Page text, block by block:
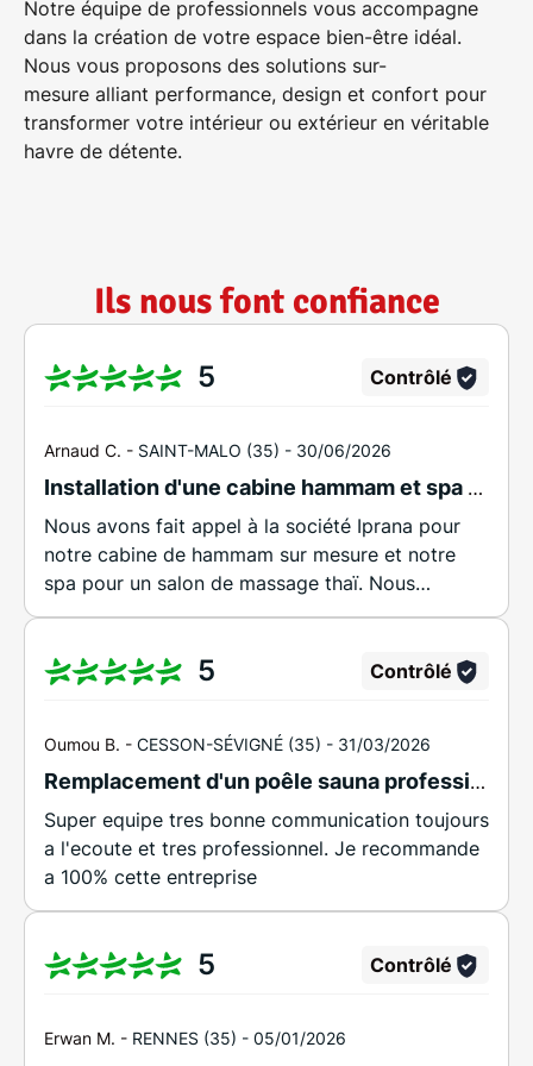
d'une autorité de contrôle ; le droit de donner
des directives post-mortem.
Pour en savoir plus sur le traitement de vos
données et l'exercice de vos droits, consultez
notrePolitique de confidentialité.*
Notre équipe de professionnels vous accompagne
dans la création de votre espace bien-être idéal.
Nous vous proposons des solutions sur-
mesure alliant performance, design et confort pour
transformer votre intérieur ou extérieur en véritable
havre de détente.
Ils nous font confiance
5 Contrôlé
Arnaud C. - SAINT-MALO (35) - 30/06/2026
Installation d'une cabine hammam et spa pro dans un institut de massage.
Nous avons fait appel à la société Iprana pour
notre cabine de hammam sur mesure et notre
spa pour un salon de massage thaï. Nous
sommes très content du résultat et nous tenons
conseil, la patience pour notre chantier qui a été
nouveaux appels à eux dès que nous pourrons
développer.
5 Contrôlé
Oumou B. - CESSON-SÉVIGNÉ (35) - 31/03/2026
Remplacement d'un poêle sauna professionnel + remise en route de la cabine sauna
Super equipe tres bonne communication toujours
a l'ecoute et tres professionnel. Je recommande
a 100% cette entreprise
5 Contrôlé
Erwan M. - RENNES (35) - 05/01/2026